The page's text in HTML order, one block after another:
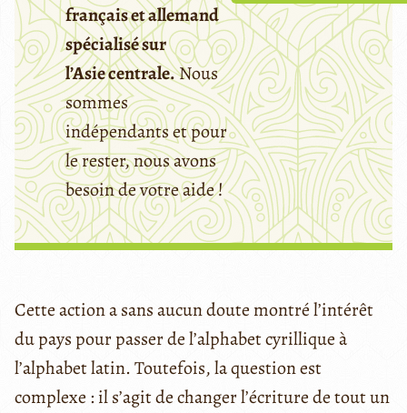
français et allemand
spécialisé sur
l’Asie centrale.Nous
sommes
indépendants et pour
le rester, nous avons
besoin de votre aide !
Cette action a sans aucun doute montré l’intérêt
du pays pour passer de l’alphabet cyrillique à
l’alphabet latin. Toutefois, la question est
complexe : il s’agit de changer l’écriture de tout un